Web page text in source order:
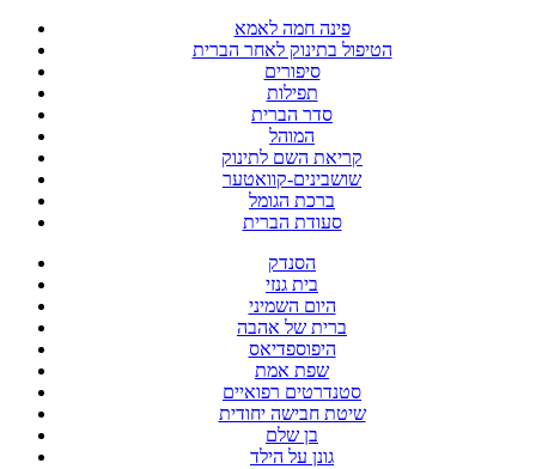
פינה חמה לאמא
הטיפול בתינוק לאחר הברית
סיפורים
תפילות
סדר הברית
המוהל
קריאת השם לתינוק
שושבינים-קוואטער
ברכת הגומל
סעודת הברית
הסנדק
בית גנזי
היום השמיני
ברית של אהבה
היפוספדיאס
שפת אמת
סטנדרטים רפואיים
שיטת חבישה יחודית
בן שלם
גונן על הילד